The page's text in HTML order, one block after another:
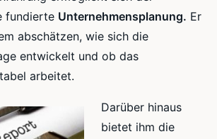
fundierte Unternehmensplanung. Er
abschätzen, wie sich die
entwickelt und ob das
arbeitet.
Darüber hinaus
bietet ihm die